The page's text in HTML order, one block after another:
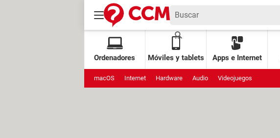
Ordenadores Móviles y tablets Apps e Internet
macOS Internet Hardware Audio Videojuegos